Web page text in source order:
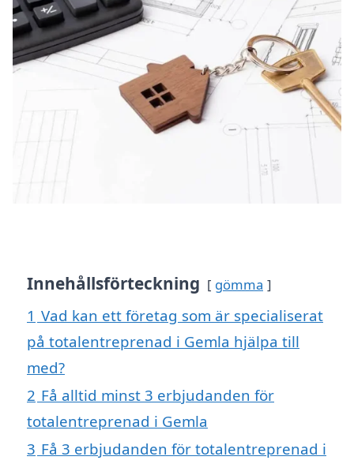
Innehållsförteckning gömma
1 Vad kan ett företag som är specialiserat
på totalentreprenad i Gemla hjälpa till
med?
2 Få alltid minst 3 erbjudanden för
totalentreprenad i Gemla
3 Få 3 erbjudanden för totalentreprenad i